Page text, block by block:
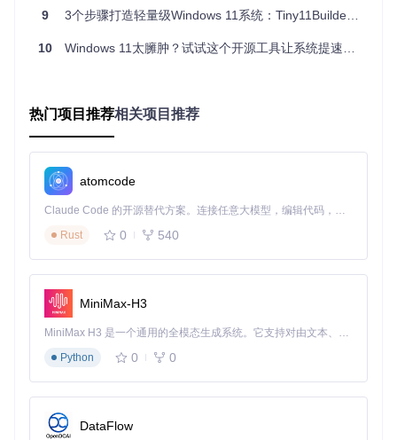
全自动化处理流程 ⚙️
工具设计遵循"一键操作"理念，用户只需提供原始Windows 11
Tiny11Builder展现出卓越的兼容性，支持所有Windows 11版
本和构建，兼容x64/amd64与arm64架构，能够自动检测和转
换install.esd格式。这种全方位支持使工具适用于各种应用场
景，从个人用户到企业环境。
版本选择：找到最适合你的Windows 11精简方
案
Tiny11Builder提供两种核心版本，满足不同用户需求：
常规版（tiny11maker.ps1）
适用场景：日常使用和长期系统维护
核心特点：在保持系统可维护性的前提下移除大量预装应用，
支持后续添加语言包、系统更新和功能组件。经测试，使用此
版本可使系统镜像大小减少约30-40%，同时保持完整的系统
服务能力。
9 3个步骤打造轻量级Windows 11系统：Tiny11Builder实用指南
10 Windows 11太臃肿？试试这个开源工具让系统提速40%
热门项目推荐相关项目推荐
atomcode
Claude Code 的开源替代方案。连接任意大模型，编辑代码，运行命令，自动验证 — 全自动执行。用 Rust 构建，极致性能。 ｜ An open-source alternative to Claude Code. Connect any LLM, edit code, run commands, and verify changes — autonomously. Built in Rust for speed. Get Started
Rust
0 540
MiniMax-H3
MiniMax H3 是一个通用的全模态生成系统。它支持对由文本、图像、视频和音频组成的多模态上下文进行统一理解，并能生成分辨率高达 2K、时长可达 15 秒的带原生立体声音频的视频。得益于面向任务泛化的系统设计，H3 在预训练阶段就已具备广泛的多模态上下文理解与生成能力，能够出色地执行复杂的多模态指令。
Python
0 0
DataFlow